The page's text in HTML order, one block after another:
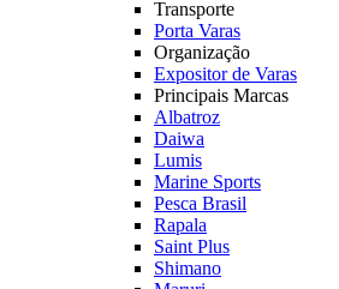
Transporte
Porta Varas
Organização
Expositor de Varas
Principais Marcas
Albatroz
Daiwa
Lumis
Marine Sports
Pesca Brasil
Rapala
Saint Plus
Shimano